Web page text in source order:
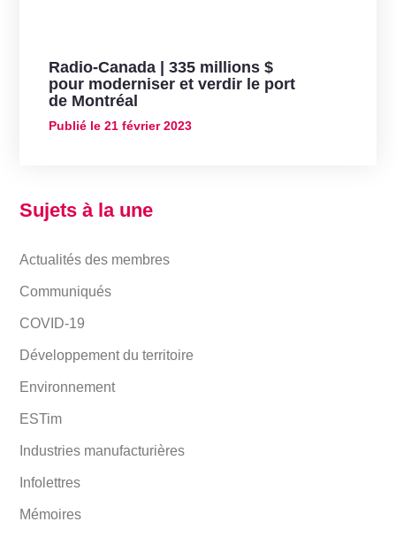
Radio-Canada | 335 millions $
pour moderniser et verdir le port
de Montréal
Publié le21 février 2023
Sujets à la une
Actualités des membres
Communiqués
COVID-19
Développement du territoire
Environnement
ESTim
Industries manufacturières
Infolettres
Mémoires